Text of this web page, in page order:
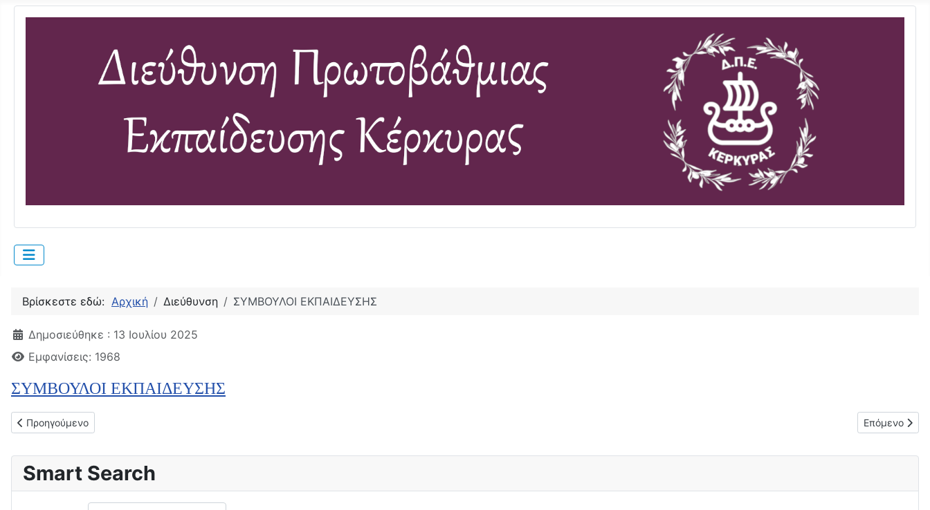
Βρίσκεστε εδώ: Αρχική Διεύθυνση ΣΥΜΒΟΥΛΟΙ ΕΚΠΑΙΔΕΥΣΗΣ
Λεπτομέρειες
Δημοσιεύθηκε : 13 Ιουλίου 2025
Εμφανίσεις: 1968
ΣΥΜΒΟΥΛΟΙ ΕΚΠΑΙΔΕΥΣΗΣ
Προηγούμενο άρθρο: Θέση Γραφείων (Χάρτης)
Προηγούμενο Επόμενο
Επόμενο
Smart Search